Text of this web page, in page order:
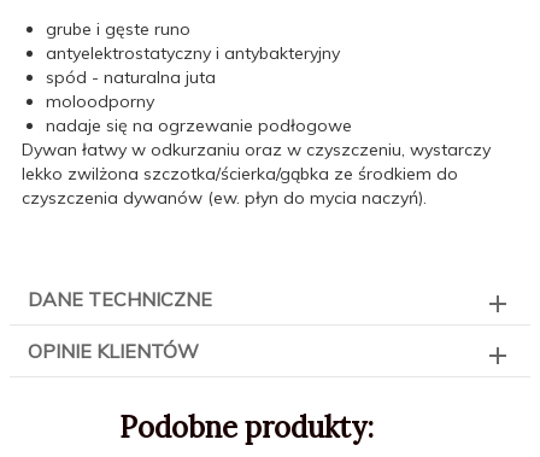
grube i gęste runo
antyelektrostatyczny i antybakteryjny
spód - naturalna juta
moloodporny
nadaje się na ogrzewanie podłogowe
Dywan łatwy w odkurzaniu oraz w czyszczeniu, wystarczy
lekko zwilżona szczotka/ścierka/gąbka ze środkiem do
czyszczenia dywanów (ew. płyn do mycia naczyń).
DANE TECHNICZNE
OPINIE KLIENTÓW
Podobne produkty: